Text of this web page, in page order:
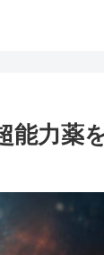
能力薬